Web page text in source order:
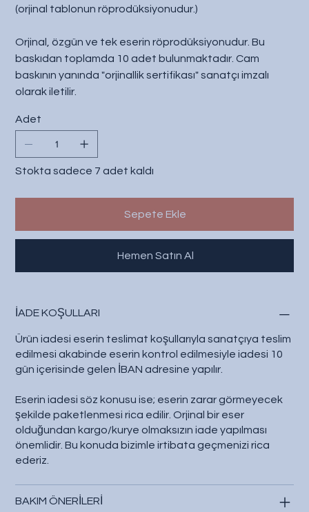
(orjinal tablonun röprodüksiyonudur.)
Orjinal, özgün ve tek eserin röprodüksiyonudur. Bu
baskıdan toplamda 10 adet bulunmaktadır. Cam
baskının yanında "orjinallik sertifikası" sanatçı imzalı
olarak iletilir.
Adet
Stokta sadece 7 adet kaldı
Sepete Ekle
Hemen Satın Al
İADE KOŞULLARI
Ürün iadesi eserin teslimat koşullarıyla sanatçıya teslim
edilmesi akabinde eserin kontrol edilmesiyle iadesi 10
gün içerisinde gelen İBAN adresine yapılır.
Eserin iadesi söz konusu ise; eserin zarar görmeyecek
şekilde paketlenmesi rica edilir. Orjinal bir eser
olduğundan kargo/kurye olmaksızın iade yapılması
önemlidir. Bu konuda bizimle irtibata geçmenizi rica
ederiz.
BAKIM ÖNERİLERİ